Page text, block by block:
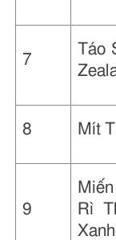
7
Táo
8 Mít
9
Rì